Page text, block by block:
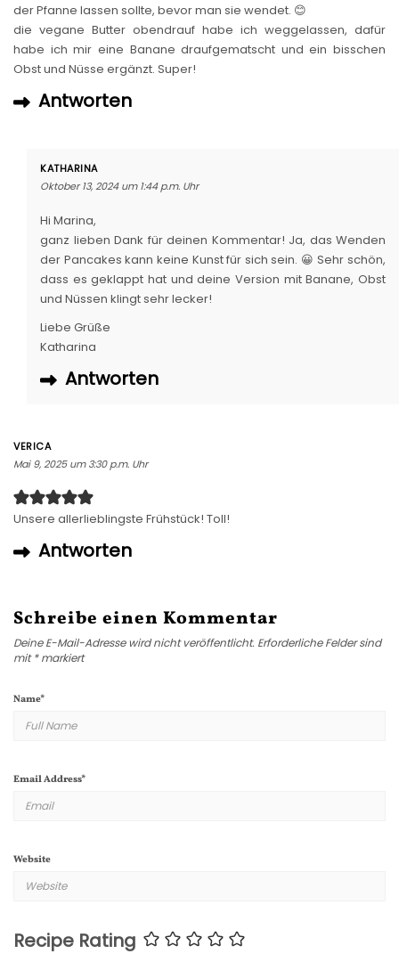
der Pfanne lassen sollte, bevor man sie wendet. 😊
die vegane Butter obendrauf habe ich weggelassen, dafür
habe ich mir eine Banane draufgematscht und ein bisschen
Obst und Nüsse ergänzt. Super!
Antworten
KATHARINA
Oktober 13, 2024 um 1:44 p.m. Uhr
Hi Marina,
ganz lieben Dank für deinen Kommentar! Ja, das Wenden
der Pancakes kann keine Kunst für sich sein. 😀 Sehr schön,
dass es geklappt hat und deine Version mit Banane, Obst
und Nüssen klingt sehr lecker!
Liebe Grüße
Katharina
Antworten
VERICA
Mai 9, 2025 um 3:30 p.m. Uhr
Unsere allerlieblingste Frühstück! Toll!
Antworten
Schreibe einen Kommentar
Deine E-Mail-Adresse wird nicht veröffentlicht. Erforderliche Felder sind
mit*markiert
Name*
Email Address*
Website
Recipe Rating